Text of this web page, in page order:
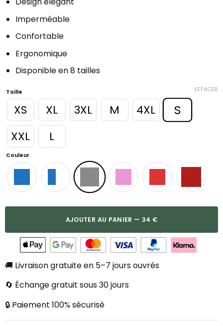
Imperméable
Confortable
Ergonomique
Disponible en 8 tailles
Taille
XS XL 3XL M 4XL S
XXL L
Couleur
EFFACER
AJOUTER AU PANIER — 34 €
🚚 Livraison gratuite en 5–7 jours ouvrés
🔄 Échange gratuit sous 30 jours
🔒 Paiement 100% sécurisé